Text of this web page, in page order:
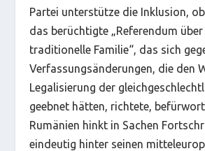
Partei unterstütze die Inklusion,
das berüchtigte „Referendum
traditionelle Familie“, das sich
Verfassungsänderungen, die den
Legalisierung der
geebnet hätten, richtete,
Rumänien hinkt in Sachen
eindeutig hinter seinen